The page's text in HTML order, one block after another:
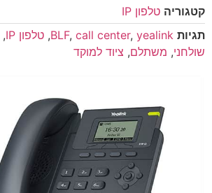
קטגוריה טלפון IP
תגיות
BLF, call center, yealink
, טלפון IP ,
שולחני, משתלם, ציוד למוקד